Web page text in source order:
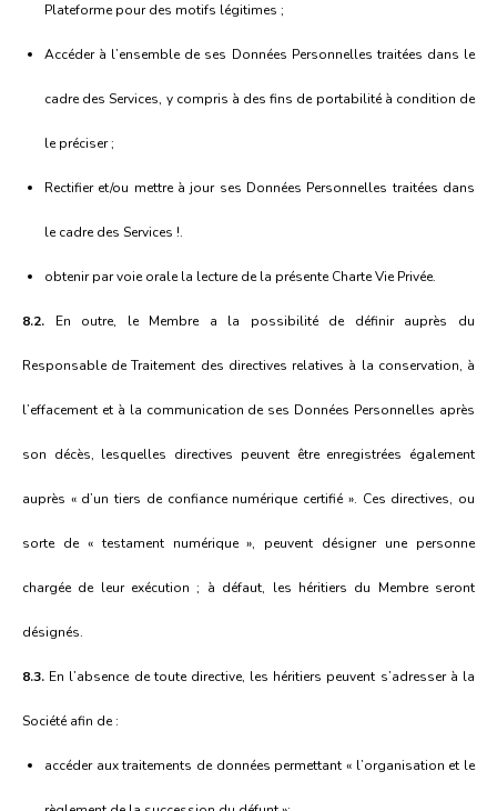
Plateforme pour des motifs légitimes ;
Accéder à l’ensemble de ses Données Personnelles traitées dans le
cadre des Services, y compris à des fins de portabilité à condition de
le préciser ;
Rectifier et/ou mettre à jour ses Données Personnelles traitées dans
le cadre des Services !.
obtenir par voie orale la lecture de la présente Charte Vie Privée.
8.2. En outre, le Membre a la possibilité de définir auprès du
Responsable de Traitement des directives relatives à la conservation, à
l’effacement et à la communication de ses Données Personnelles après
son décès, lesquelles directives peuvent être enregistrées également
auprès « d’un tiers de confiance numérique certifié ». Ces directives, ou
sorte de « testament numérique », peuvent désigner une personne
chargée de leur exécution ; à défaut, les héritiers du Membre seront
désignés.
8.3. En l’absence de toute directive, les héritiers peuvent s’adresser à la
Société afin de :
accéder aux traitements de données permettant « l’organisation et le